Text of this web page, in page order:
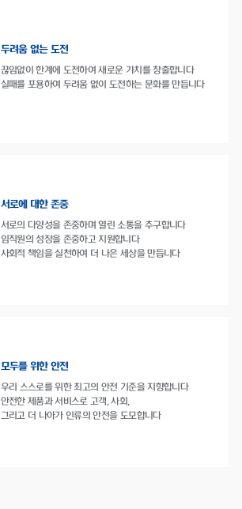
두려움 없는 도전
끊임없이 한계에 도전하여 새로운 가치를 창출합니다
실패를 포용하여 두려움 없이 도전하는 문화를 만듭니다
서로에 대한 존중
서로의 다양성을 존중하며 열린 소통을 추구합니다
임직원의 성장을 존중하고 지원합니다
사회적 책임을 실천하여 더 나은 세상을 만듭니다
모두를 위한 안전
우리 스스로를 위한 최고의 안전 기준을 지향합니다
안전한 제품과 서비스로 고객, 사회,
그리고 더 나아가 인류의 안전을 도모합니다